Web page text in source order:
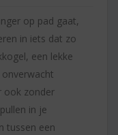
op pad gaat,
in iets dat zo
een lekke
ook zonder
in je
tussen een